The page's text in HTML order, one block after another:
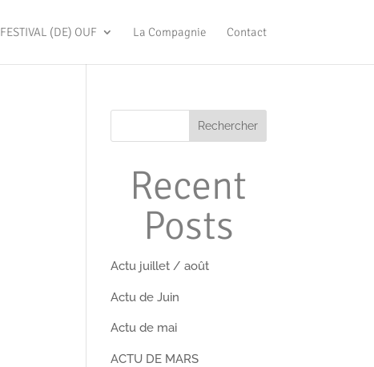
FESTIVAL (DE) OUF La Compagnie Contact
Rechercher
Recent
Posts
Actu juillet / août
Actu de Juin
Actu de mai
ACTU DE MARS